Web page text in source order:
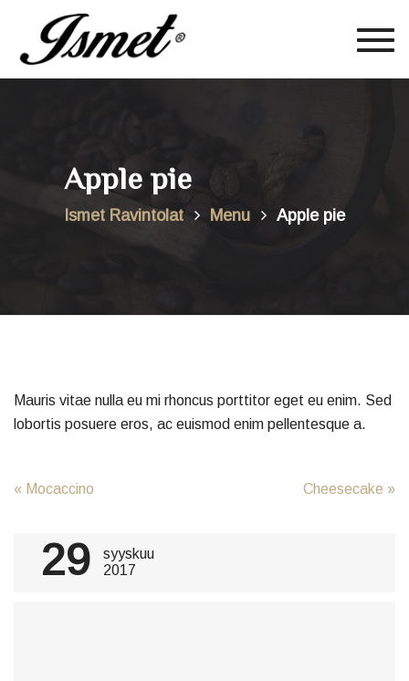
Apple pie
Ismet Ravintolat Menu Apple pie
Mauris vitae nulla eu mi rhoncus porttitor eget eu enim. Sed
lobortis posuere eros, ac euismod enim pellentesque a.
Post navigation
« Mocaccino Cheesecake »
29
syyskuu
2017